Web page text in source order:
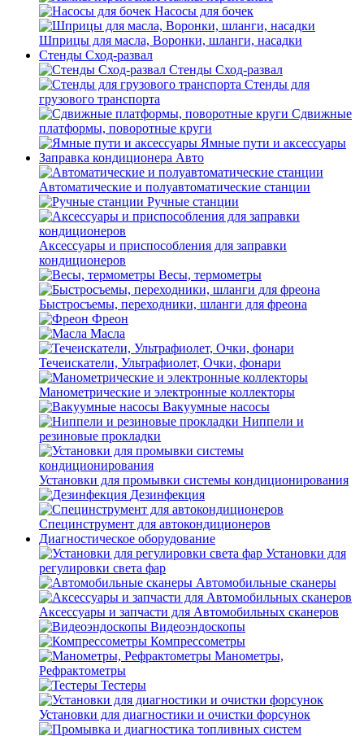
Насосы для бочек
Шприцы для масла, Воронки, шланги, насадки
Стенды Сход-развал
Стенды Сход-развал
Стенды для
грузового транспорта
Сдвижные
платформы, поворотные круги
Ямные пути и аксессуары
Заправка кондиционера Авто
Автоматические и полуавтоматические станции
Ручные станции
Аксессуары и приспособления для заправки
кондиционеров
Весы, термометры
Быстросъемы, переходники, шланги для фреона
Фреон
Масла
Течеискатели, Ультрафиолет, Очки, фонари
Манометрические и электронные коллекторы
Вакуумные насосы
Ниппели и
резиновые прокладки
Установки для промывки системы кондиционирования
Дезинфекция
Специнструмент для автокондиционеров
Диагностическое оборудование
Установки для
регулировки света фар
Автомобильные сканеры
Аксессуары и запчасти для Автомобильных сканеров
Видеоэндоскопы
Компрессометры
Манометры,
Рефрактометры
Тестеры
Установки для диагностики и очистки форсунок